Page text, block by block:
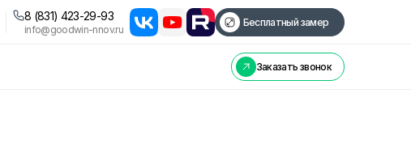
8 (831) 423-29-93
info@goodwin-nnov.ru
Бесплатный замер
Заказать звонок